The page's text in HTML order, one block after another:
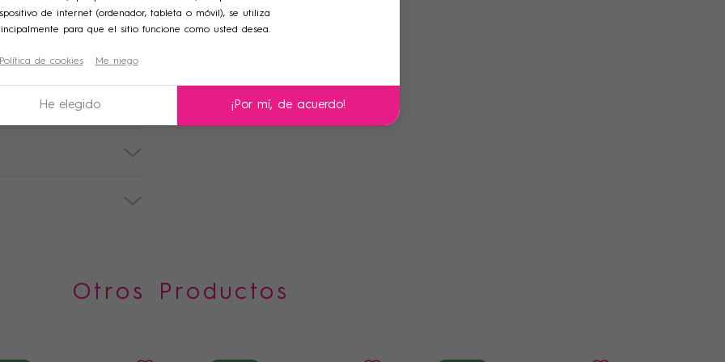
escolares o
de peso, depresión,
Otros Productos
una nueva lista
Iniciar sesión
de internet (ordenador, tableta o móvil), se utiliza
para que el sitio funcione como usted desea.
Política de cookies Me niego
He elegido ¡Por mí, de acuerdo!